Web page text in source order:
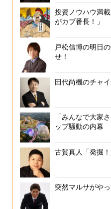
投資ノウハウ満
がカブ番長！」
戸松信博の明日
せ！
田代尚機のチャ
「みんなで大家
ップ騒動の内幕
古賀真人「発掘！
突然マルサがやっ